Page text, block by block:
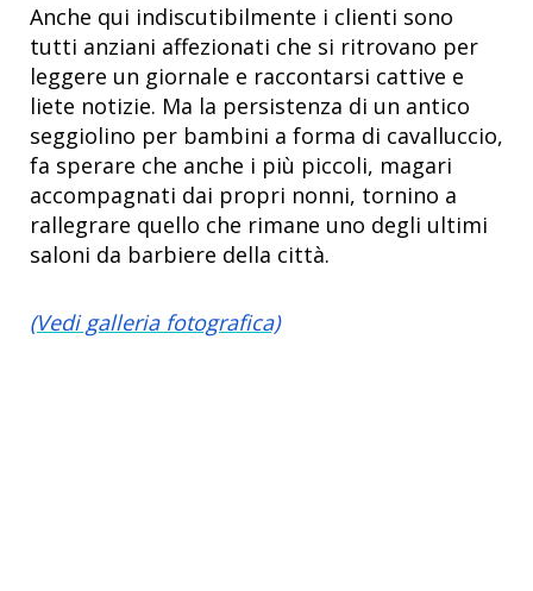
Anche qui indiscutibilmente i clienti sono
tutti anziani affezionati che si ritrovano per
leggere un giornale e raccontarsi cattive e
liete notizie. Ma la persistenza di un antico
seggiolino per bambini a forma di cavalluccio,
fa sperare che anche i più piccoli, magari
accompagnati dai propri nonni, tornino a
rallegrare quello che rimane uno degli ultimi
saloni da barbiere della città.
(Vedi galleria fotografica)